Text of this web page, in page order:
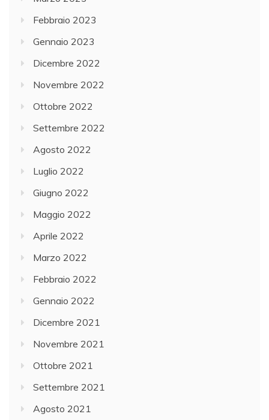
Febbraio 2023
Gennaio 2023
Dicembre 2022
Novembre 2022
Ottobre 2022
Settembre 2022
Agosto 2022
Luglio 2022
Giugno 2022
Maggio 2022
Aprile 2022
Marzo 2022
Febbraio 2022
Gennaio 2022
Dicembre 2021
Novembre 2021
Ottobre 2021
Settembre 2021
Agosto 2021